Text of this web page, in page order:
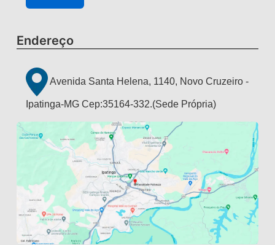
Endereço
Avenida Santa Helena, 1140, Novo Cruzeiro -
Ipatinga-MG Cep:35164-332.(Sede Própria)